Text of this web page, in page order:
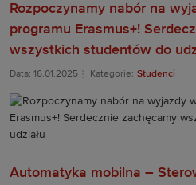
Rozpoczynamy nabór na
programu Erasmus+!
wszystkich studentów do
Data: 16.01.2025 Kategorie: Studenci
Automatyka mobilna –